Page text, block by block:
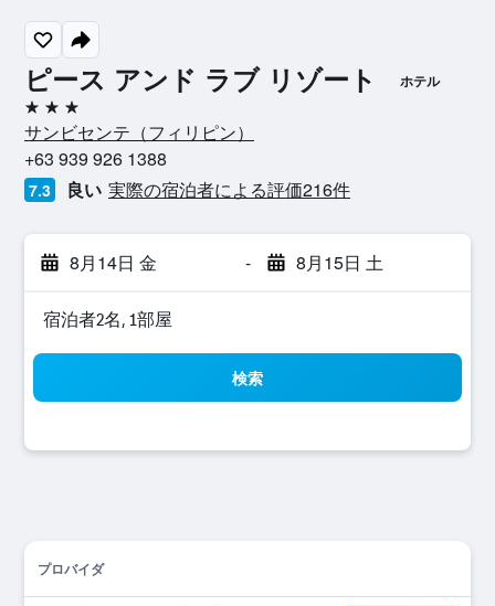
ピース アンド ラブ リゾート ホテル
3つ星
サンビセンテ​（フィリピン​）​
+63 939 926 1388
7.3 良い 実際の宿泊者による評価216​件
8月14日 金 - 8月15日 土
宿泊者2名, 1​部屋
検索
プロバイダ